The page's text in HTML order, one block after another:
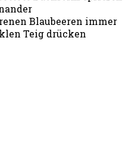
Blaubeeren immer
Teig drücken